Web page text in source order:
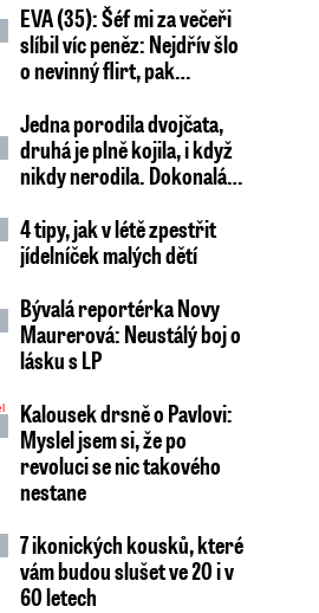
EVA (35): Šéf mi za večeři
slíbil víc peněz: Nejdřív šlo
o nevinný flirt, pak…
Jedna porodila dvojčata,
druhá je plně kojila, i když
nikdy nerodila. Dokonalá…
4 tipy, jak v létě zpestřit
jídelníček malých dětí
Bývalá reportérka Novy
Maurerová: Neustálý boj o
lásku s LP
Kalousek drsně o Pavlovi:
Myslel jsem si, že po
revoluci se nic takového
nestane
7 ikonických kousků, které
vám budou slušet ve 20 i v
60 letech